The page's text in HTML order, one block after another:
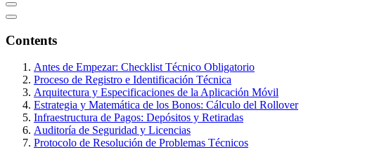
Contents
Antes de Empezar: Checklist Técnico Obligatorio
Proceso de Registro e Identificación Técnica
Arquitectura y Especificaciones de la Aplicación Móvil
Estrategia y Matemática de los Bonos: Cálculo del Rollover
Infraestructura de Pagos: Depósitos y Retiradas
Auditoría de Seguridad y Licencias
Protocolo de Resolución de Problemas Técnicos